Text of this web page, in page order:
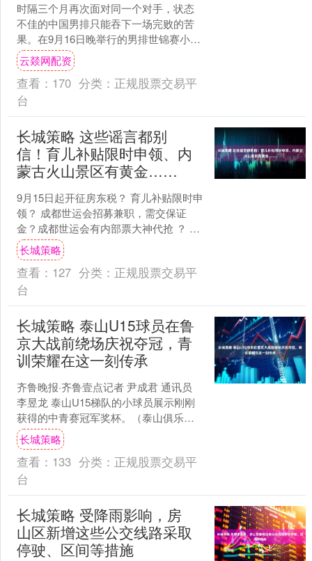
时隔三个月再次面对同一个对手，状态
不佳的中国男排只能吞下一场完败的苦
果。在9月16日晚举行的男排世锦赛小组
赛第二轮比赛中，中国队以0比3负于塞
尔维亚队（18比2....
云燚网配资
查看： 170 分类： 正规股票交易平
台
长城策略 这些谣言都别
信！育儿补贴限时申领、内
蒙古火山景区有黄金……
9月15日起开征房东税？ 育儿补贴限时申
领？ 成都世运会招募兼职，需交保证
金？成都世运会有内部票大神代抢 ？ 山
西大同华严寺殿墙遭游客刻字？ 医保新
政下退休人员....
长城策略
查看： 127 分类： 正规股票交易平
台
长城策略 泰山U15球员在鲁
京大战前绕场庆祝夺冠，青
训荣耀在这一刻传承
齐鲁晚报·齐鲁壹点记者 尹成君 通讯员
李昱龙 泰山U15梯队的小球员展示刚刚
获得的中青赛冠军奖杯。（泰山俱乐部
供图） 8月31日，对山东泰山U15梯队的
小伙子....
长城策略
查看： 133 分类： 正规股票交易平
台
长城策略 受降雨影响，房
山区新增这些公交线路采取
停驶、区间等措施